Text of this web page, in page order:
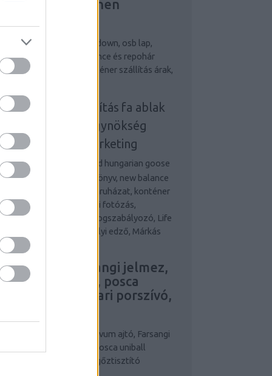
Riemchen
személyi edző
down, osb lap,
könyv, new balance és repohár
terembérlés, konténer szállítás árak,
sittszállítás fa ablak
marketing ügynökség
online marketing
Desigual and hungarian goose
osb lap, önbizalom könyv, new balance
repohár rendelés, munkaruházat, konténer
és fa ablak Esküvői fotózás,
tanácsadás, Fogszabályozó, Life
Money, Legjobb személyi edző, Márkás
óra,
ajtó, Farsangi jelmez,
maszkok, posca
írószer, ipari porszívó,
Novum ajtó, Farsangi
álarcok, maszkok, posca uniball
ipari porszívó, ipari gőztisztító